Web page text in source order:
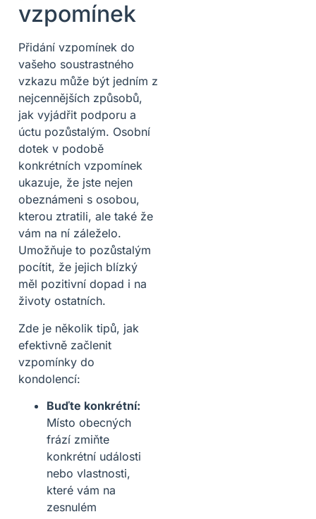
vzpomínek
Přidání vzpomínek do
vašeho soustrastného
vzkazu může být jedním z
nejcennějších způsobů,
jak vyjádřit podporu a
úctu pozůstalým. Osobní
dotek v podobě
konkrétních vzpomínek
ukazuje, že jste nejen
obeznámeni s osobou,
kterou ztratili, ale také že
vám na ní záleželo.
Umožňuje to pozůstalým
pocítit, že jejich blízký
měl pozitivní dopad i na
životy ostatních.
Zde je několik tipů, jak
efektivně začlenit
vzpomínky do
kondolencí:
Buďte konkrétní:
Místo obecných
frází zmiňte
konkrétní události
nebo vlastnosti,
které vám na
zesnulém